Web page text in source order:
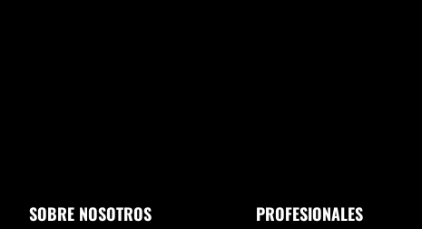
SOBRE NOSOTROS PROFESIONALES